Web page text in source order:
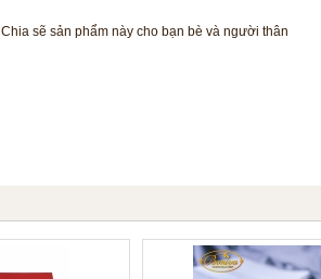
Chia sẽ sản phẩm này cho bạn bè và người thân